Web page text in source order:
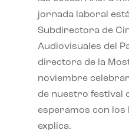
jornada laboral
Subdirectora de
Audiovisuales del
directora de la
noviembre
de nuestro festival
esperamos con
explica.